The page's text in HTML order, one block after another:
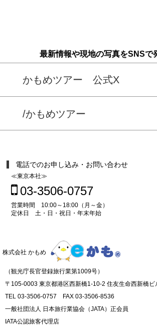
最新情報や現地の写真をSNSで
かもめツアー 公式X
/かもめツアー
電話でのお申し込み・お問い合わせ
≪東京本社≫
03-3506-0757
営業時間 10:00～18:00（月～金）
定休日 土・日・祝日・年末年始
株式会社 かもめ
（観光庁長官登録旅行業第1009号）
〒105-0003 東京都港区西新橋1-10-2 住友生命西新橋ビ
TEL 03-3506-0757 FAX 03-3506-8536
一般社団法人 日本旅行業協会（JATA）正会員
IATA公認旅客代理店